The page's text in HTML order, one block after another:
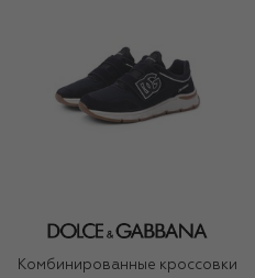
Комбинированные кроссовки